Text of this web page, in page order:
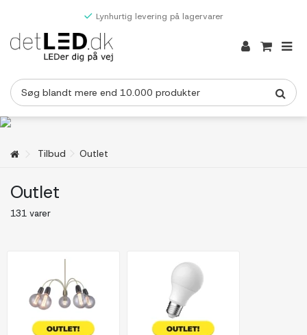
Lynhurtig levering på lagervarer
Tilbud Outlet
Outlet
131 varer